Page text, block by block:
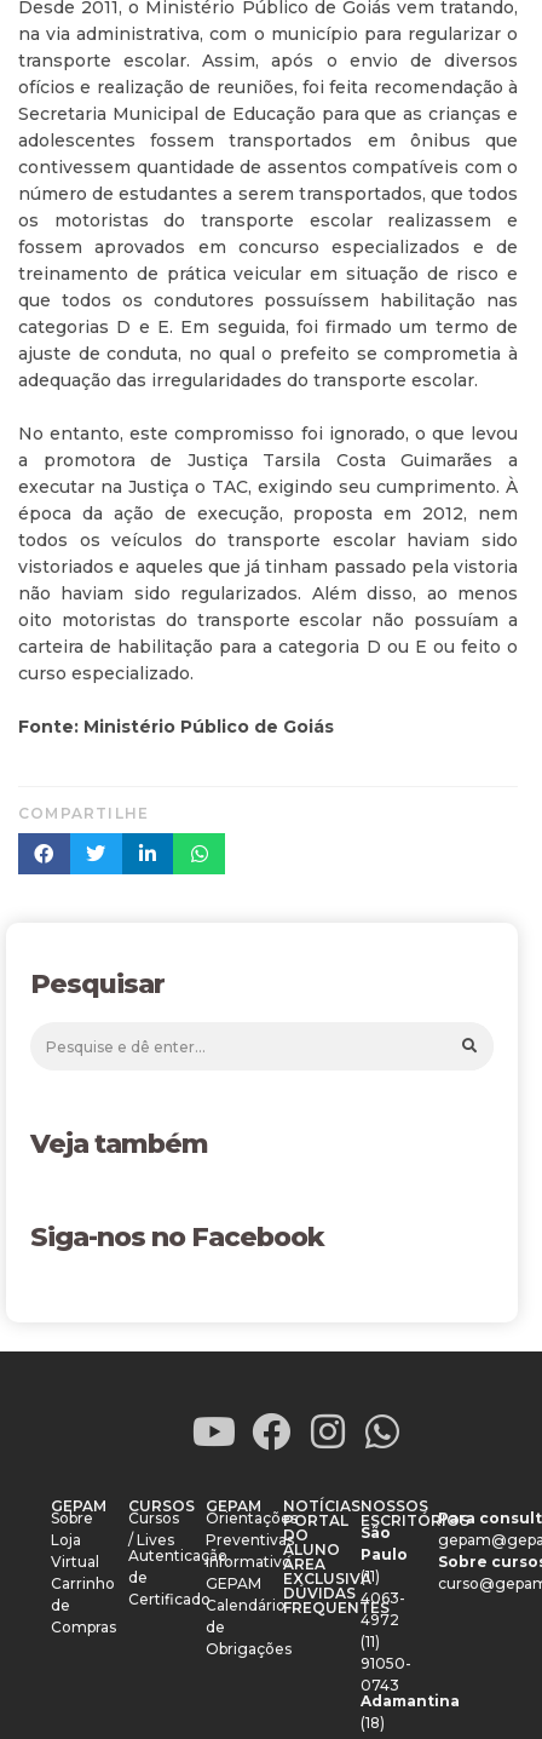
Desde 2011, o Ministério Público de Goiás vem tratando,
na via administrativa, com o município para regularizar o
transporte escolar. Assim, após o envio de diversos
ofícios e realização de reuniões, foi feita recomendação à
Secretaria Municipal de Educação para que as crianças e
adolescentes fossem transportados em ônibus que
contivessem quantidade de assentos compatíveis com o
número de estudantes a serem transportados, que todos
os motoristas do transporte escolar realizassem e
fossem aprovados em concurso especializados e de
treinamento de prática veicular em situação de risco e
que todos os condutores possuíssem habilitação nas
categorias D e E. Em seguida, foi firmado um termo de
ajuste de conduta, no qual o prefeito se comprometia à
adequação das irregularidades do transporte escolar.
No entanto, este compromisso foi ignorado, o que levou
a promotora de Justiça Tarsila Costa Guimarães a
executar na Justiça o TAC, exigindo seu cumprimento. À
época da ação de execução, proposta em 2012, nem
todos os veículos do transporte escolar haviam sido
vistoriados e aqueles que já tinham passado pela vistoria
não haviam sido regularizados. Além disso, ao menos
oito motoristas do transporte escolar não possuíam a
carteira de habilitação para a categoria D ou E ou feito o
curso especializado.
Fonte: Ministério Público de Goiás
COMPARTILHE
Pesquisar
Veja também
Siga-nos no Facebook
GEPAM
Sobre
Loja
Virtual
Carrinho
de
Compras
CURSOS
Cursos
/ Lives
Autenticação
de
Certificado
GEPAM
Orientações
Preventivas
Informativo
GEPAM
Calendário
de
Obrigações
NOTÍCIAS
PORTAL
DO
ALUNO
ÁREA
EXCLUSIVA
DÚVIDAS
FREQUENTES
NOSSOS
ESCRITÓRIOS
São
Paulo
(11)
4063-
4972
(11)
91050-
0743
Adamantina
(18)
Para
Sobre